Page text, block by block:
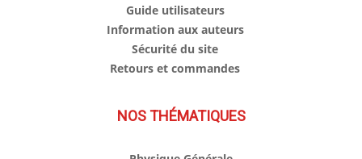
Guide utilisateurs
Information aux auteurs
Sécurité du site
Retours et commandes
NOS THÉMATIQUES